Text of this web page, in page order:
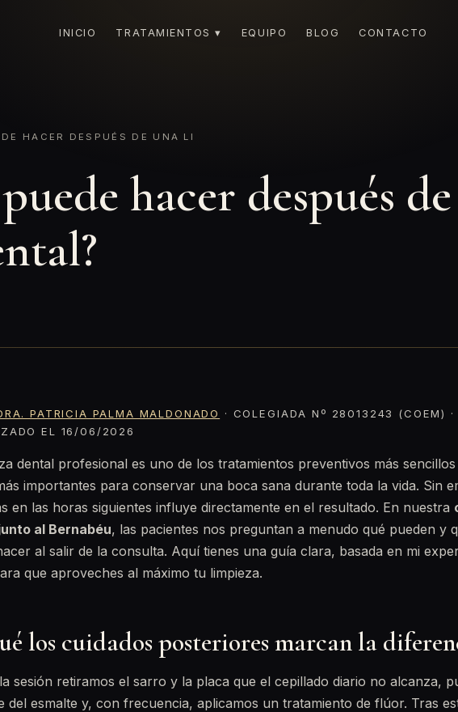
INICIO TRATAMIENTOS ▾ EQUIPO BLOG CONTACTO
HACER DESPUÉS DE UNA LI
hacer después
PATRICIA PALMA MALDONADO
· COLEGIADA Nº 28013243 (COEM) ·
EL 16/06/2026
dental profesional es uno de los tratamientos preventivos más
importantes para conservar una boca sana durante toda la vida. Sin
en las horas siguientes influye directamente en el resultado. En nuestra
al Bernabéu, las pacientes nos preguntan a menudo qué pueden y
al salir de la consulta. Aquí tienes una guía clara, basada en mi
que aproveches al máximo tu limpieza.
los cuidados posteriores marcan la
sesión retiramos el sarro y la placa que el cepillado diario no alcanza,
del esmalte y, con frecuencia, aplicamos un tratamiento de flúor. Tras